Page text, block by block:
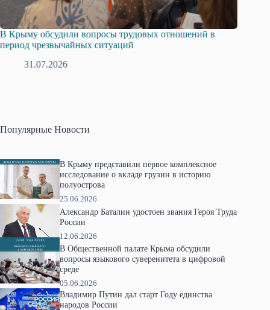
В Крыму обсудили вопросы трудовых отношений в
период чрезвычайных ситуаций
31.07.2026
Популярные Новости
В Крыму представили первое комплексное
исследование о вкладе грузин в историю
полуострова
25.06.2026
Александр Баталин удостоен звания Героя Труда
России
12.06.2026
В Общественной палате Крыма обсудили
вопросы языкового суверенитета в цифровой
среде
05.06.2026
Владимир Путин дал старт Году единства
народов России